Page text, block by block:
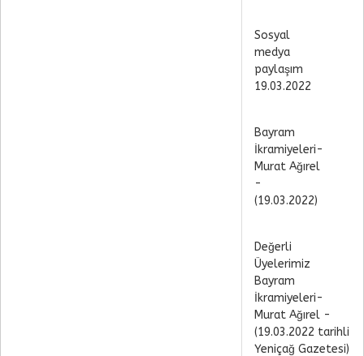
Sosyal
medya
paylaşım
19.03.2022
Bayram
İkramiyeleri-
Murat Ağırel
-
(19.03.2022)
Değerli
Üyelerimiz
Bayram
İkramiyeleri-
Murat Ağırel -
(19.03.2022 tarihli
Yeniçağ Gazetesi)